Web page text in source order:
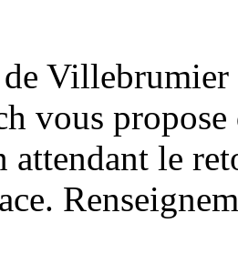
vous propose
attendant le